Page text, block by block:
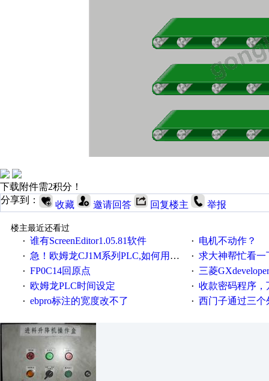
下载附件需2积分！
分享到：
收藏 邀请回答 回复楼主 举报
楼主最近还看过
· 谁有ScreenEditor1.05.81软件 · 电机不动作？
· 急！欧姆龙CJ1M系列PLC,如何用时间控制变频器。要求时间在组态王中可以自由输入！拜托各位大神了！ · 求大神帮忙看一
· FP0C14回原点 · 三菱
· 欧姆龙PLC时间设定 · 收款密码程序
· ebpro标注的宽度改不了 · 西门子通过三个外